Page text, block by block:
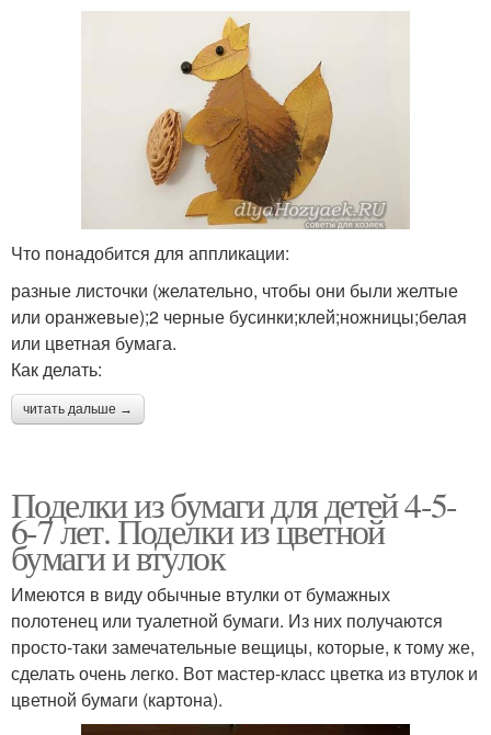
Что понадобится для аппликации:
разные листочки (желательно, чтобы они были желтые
или оранжевые);2 черные бусинки;клей;ножницы;белая
или цветная бумага.
Как делать:
читать дальше →
Поделки из бумаги для детей 4-5-
6-7 лет. Поделки из цветной
бумаги и втулок
Имеются в виду обычные втулки от бумажных
полотенец или туалетной бумаги. Из них получаются
просто-таки замечательные вещицы, которые, к тому же,
сделать очень легко. Вот мастер-класс цветка из втулок и
цветной бумаги (картона).